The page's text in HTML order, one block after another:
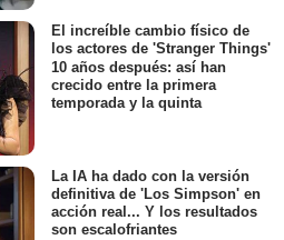
El increíble cambio físico de
los actores de 'Stranger Things'
10 años después: así han
crecido entre la primera
temporada y la quinta
La IA ha dado con la versión
definitiva de 'Los Simpson' en
acción real... Y los resultados
son escalofriantes